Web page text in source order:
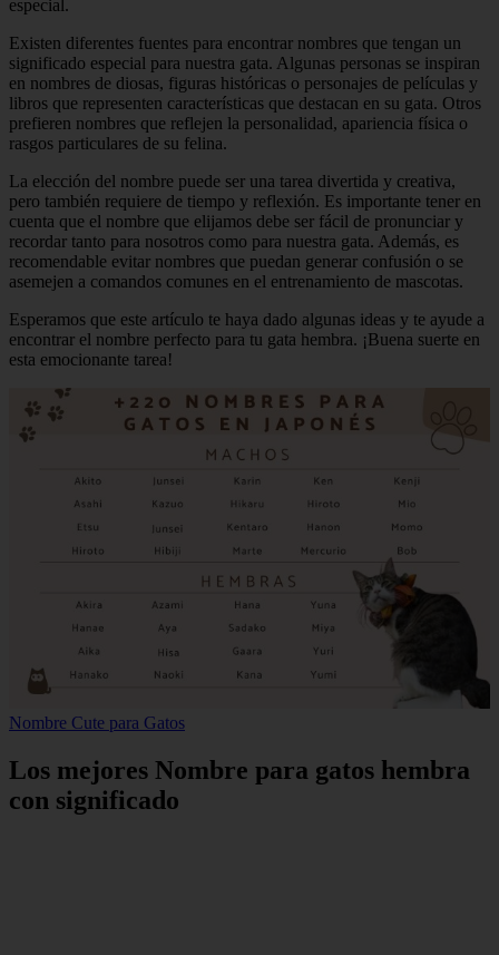
especial.
Existen diferentes fuentes para encontrar nombres que tengan un
significado especial para nuestra gata. Algunas personas se inspiran
en nombres de diosas, figuras históricas o personajes de películas y
libros que representen características que destacan en su gata. Otros
prefieren nombres que reflejen la personalidad, apariencia física o
rasgos particulares de su felina.
La elección del nombre puede ser una tarea divertida y creativa,
pero también requiere de tiempo y reflexión. Es importante tener en
cuenta que el nombre que elijamos debe ser fácil de pronunciar y
recordar tanto para nosotros como para nuestra gata. Además, es
recomendable evitar nombres que puedan generar confusión o se
asemejen a comandos comunes en el entrenamiento de mascotas.
Esperamos que este artículo te haya dado algunas ideas y te ayude a
encontrar el nombre perfecto para tu gata hembra. ¡Buena suerte en
esta emocionante tarea!
Nombre Cute para Gatos
Los mejores Nombre para gatos hembra
con significado